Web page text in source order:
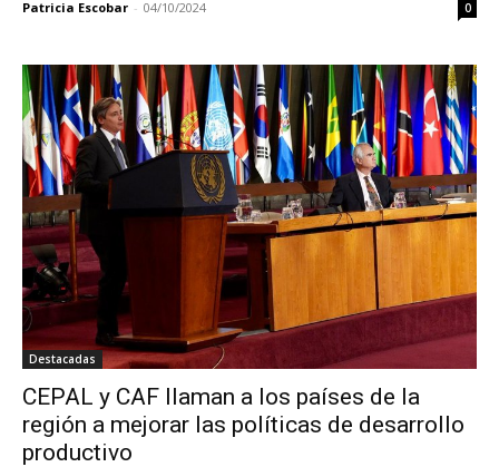
Patricia Escobar - 04/10/2024 0
Destacadas
CEPAL y CAF llaman a los países de la
región a mejorar las políticas de desarrollo
productivo